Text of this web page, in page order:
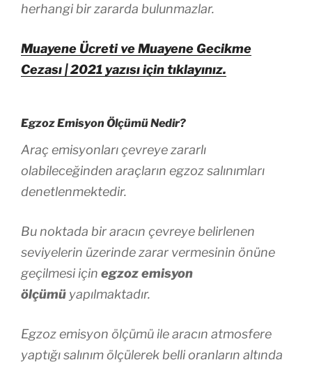
herhangi bir zararda bulunmazlar.
Muayene Ücreti ve Muayene Gecikme
Cezası | 2021 yazısı için tıklayınız.
Egzoz Emisyon Ölçümü Nedir?
Araç emisyonları çevreye zararlı
olabileceğinden araçların egzoz salınımları
denetlenmektedir.
Bu noktada bir aracın çevreye belirlenen
seviyelerin üzerinde zarar vermesinin önüne
geçilmesi için egzoz emisyon
ölçümü yapılmaktadır.
Egzoz emisyon ölçümü ile aracın atmosfere
yaptığı salınım ölçülerek belli oranların altında